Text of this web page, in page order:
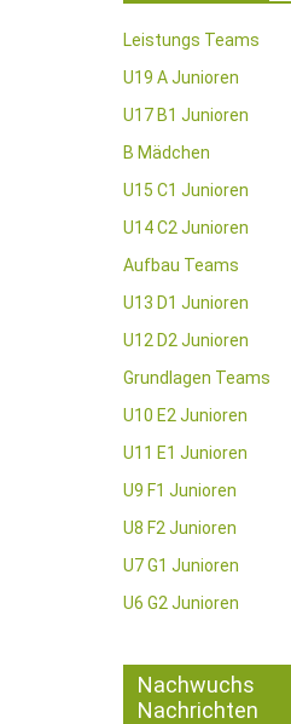
Leistungs Teams
U19 A Junioren
U17 B1 Junioren
B Mädchen
U15 C1 Junioren
U14 C2 Junioren
Aufbau Teams
U13 D1 Junioren
U12 D2 Junioren
Grundlagen Teams
U10 E2 Junioren
U11 E1 Junioren
U9 F1 Junioren
U8 F2 Junioren
U7 G1 Junioren
U6 G2 Junioren
Nachwuchs
Nachrichten